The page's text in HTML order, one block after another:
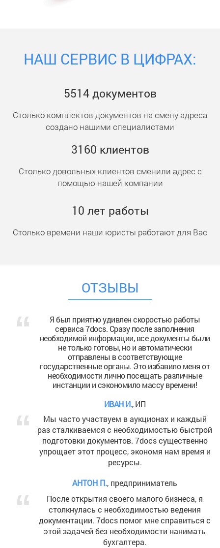
НАШ СЕРВИС В ЦИФРАХ:
5514документов
Столько комплектов документов на смену адреса
создано нашими специалистами
3160 клиентов
Столько довольных клиентов сменили адрес с
помощью нашей компании
10 лет работы
Столько времени наши юристы работают для Вас
ОТЗЫВЫ
Я был приятно удивлен скоростью работы
сервиса 7docs. Сразу после заполнения
необходимой информации, все документы были
не только готовы, но и автоматически
отправлены в соответствующие
государственные органы. Это избавило меня от
необходимости лично посещать различные
инстанции и сэкономило массу времени!
ИВАН И., ИП
Мы часто участвуем в аукционах и каждый
раз сталкиваемся с необходимостью быстрой
подготовки документов. 7docs существенно
упрощает этот процесс, экономя нам время и
ресурсы.
АНТОН П., предприниматель
После открытия своего малого бизнеса, я
столкнулась с необходимостью ведения
документации. 7docs помог мне справиться с
этой задачей без необходимости нанимать
бухгалтера.